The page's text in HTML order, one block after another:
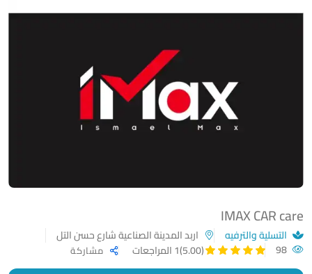
IMAX CAR care
التسلية والترفيه
اربد المدينة الصناعية شارع حسن التل
(5.00) 1 المراجعات مشاركة